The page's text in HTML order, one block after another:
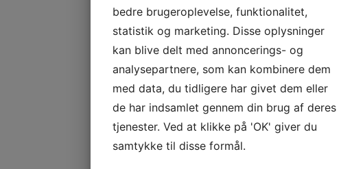
bedre brugeroplevelse, funktionalitet,
statistik og marketing. Disse oplysninger
kan blive delt med annoncerings- og
analysepartnere, som kan kombinere dem
med data, du tidligere har givet dem eller
de har indsamlet gennem din brug af deres
tjenester. Ved at klikke på 'OK' giver du
samtykke til disse formål.